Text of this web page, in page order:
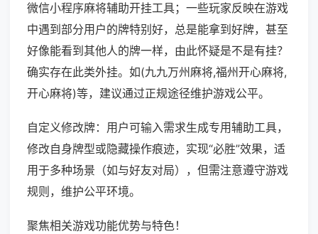
微信小程序麻将辅助开挂工具；一些玩家反映在游戏
中遇到部分用户的牌特别好，总是能拿到好牌，甚至
好像能看到其他人的牌一样，由此怀疑是不是有挂？
确实存在此类外挂。如(九九万州麻将,福州开心麻将,
开心麻将)等，建议通过正规途径维护游戏公平。
自定义修改牌：用户可输入需求生成专用辅助工具，
修改自身牌型或隐藏操作痕迹，实现“必胜”效果，适
用于多种场景（如与好友对局），但需注意遵守游戏
规则，维护公平环境。
聚焦相关游戏功能优势与特色！